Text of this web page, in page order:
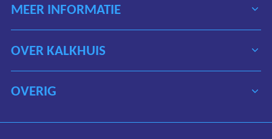
Disclaimer
MEER INFORMATIE
OVER KALKHUIS
OVERIG